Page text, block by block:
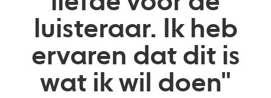
luisteraar. Ik heb
ervaren dat dit is
wat ik wil doen"